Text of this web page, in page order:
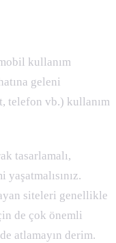
kullanım
geleni
telefon vb.) kullanım
tasarlamalı,
siteleri genellikle
de çok önemli
atlamayın derim.